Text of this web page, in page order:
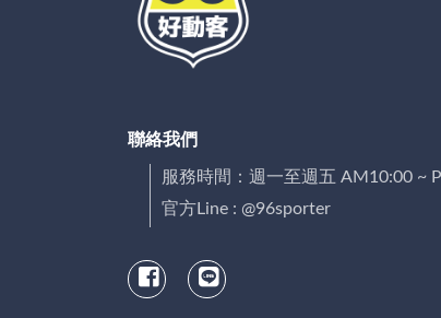
聯絡我們
服務時間：週一至週五 AM10:00 ~
官方Line : @96sporter